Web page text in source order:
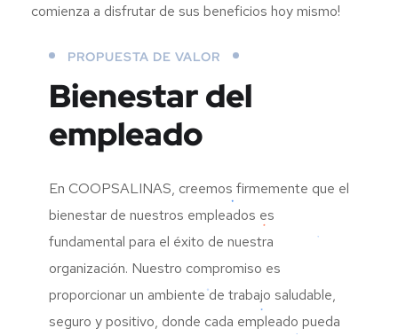
comienza a disfrutar de sus beneficios hoy mismo!
PROPUESTA DE VALOR
Bienestar del
empleado
En COOPSALINAS, creemos firmemente que el
bienestar de nuestros empleados es
fundamental para el éxito de nuestra
organización. Nuestro compromiso es
proporcionar un ambiente de trabajo saludable,
seguro y positivo, donde cada empleado pueda